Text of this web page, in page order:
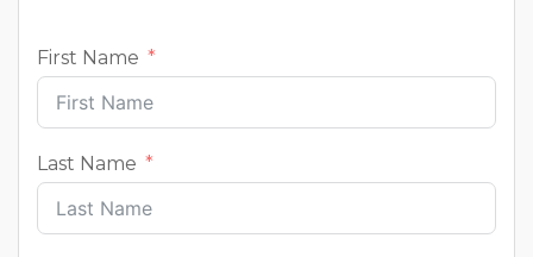
First Name
Last Name